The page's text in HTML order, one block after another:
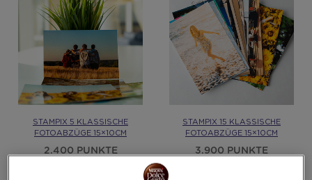
STAMPIX 5 KLASSISCHE
FOTOABZÜGE 15×10CM
2.400 PUNKTE
STAMPIX 15 KLASSISCHE
FOTOABZÜGE 15×10CM
3.900 PUNKTE